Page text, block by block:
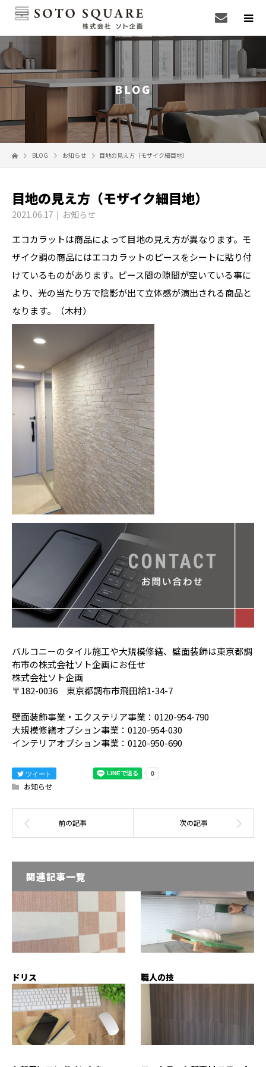
BLOG
BLOG お知らせ 目地の見え方（モザイク細目地）
目地の見え方（モザイク細目地）
2021.06.17 お知らせ
エコカラットは商品によって目地の見え方が異なります。モ
ザイク調の商品にはエコカラットのピースをシートに貼り付
けているものがあります。ピース間の隙間が空いている事に
より、光の当たり方で陰影が出て立体感が演出される商品と
なります。（木村）
バルコニーのタイル施工や大規模修繕、壁面装飾は東京都調
布市の株式会社ソト企画にお任せ
株式会社ソト企画
〒182-0036 東京都調布市飛田給1-34-7
壁面装飾事業・エクステリア事業：0120-954-790
大規模修繕オプション事業：0120-954-030
インテリアオプション事業：0120-950-690
ツイート
お知らせ
関連記事一覧
ドリス 職人の技